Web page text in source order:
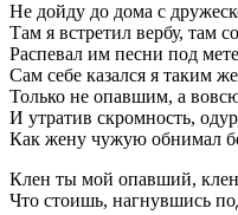
Не дойду до дома с
Там я встретил вербу, там
Распевал им песни под
Сам себе казался я таким
Только не опавшим, а
И утратив скромность,
Как жену чужую обнимал
Клен ты мой опавший, клен
Что стоишь, нагнувшись